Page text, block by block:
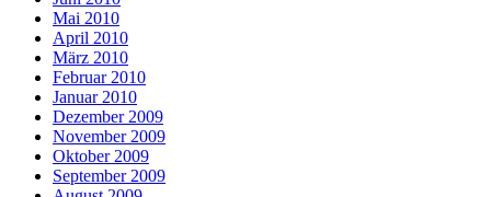
Mai 2010
April 2010
März 2010
Februar 2010
Januar 2010
Dezember 2009
November 2009
Oktober 2009
September 2009